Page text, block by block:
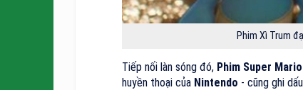
Phim Xì Trum
Tiếp nối làn sóng đó, Phim Super
huyền thoại của Nintendo - cũng ghi